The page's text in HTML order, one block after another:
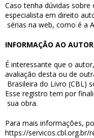
Caso tenha dúvidas
especialista em direito
sérias na web, como é a
INFORMAÇÃO AO AUTOR
É interessante que o
avaliação desta ou de
Brasileira do Livro (CBL)
Esse registro tem por
sua obra.
Para mais informações,
https://servicos.cbl.org.br/